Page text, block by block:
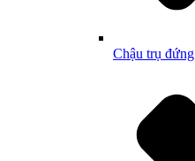
Chậu trụ đứng